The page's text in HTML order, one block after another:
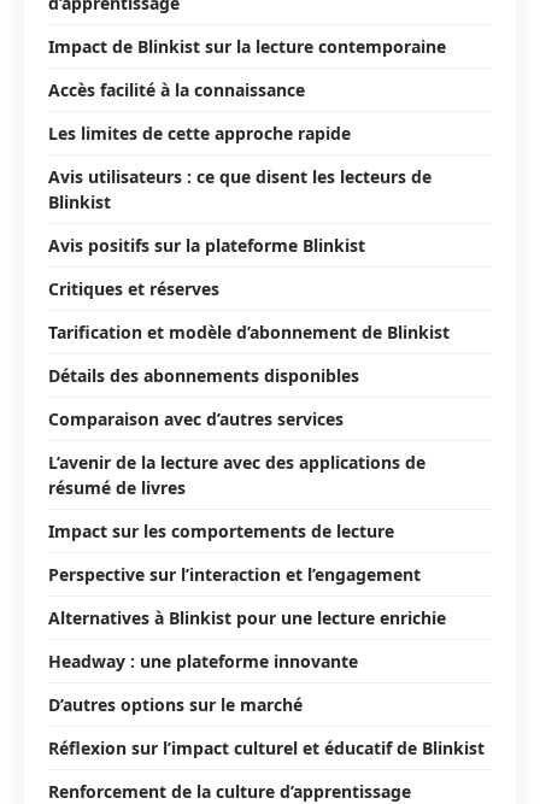
Impact de Blinkist sur la lecture contemporaine
Accès facilité à la connaissance
Les limites de cette approche rapide
Avis utilisateurs : ce que disent les lecteurs de
Blinkist
Avis positifs sur la plateforme Blinkist
Critiques et réserves
Tarification et modèle d’abonnement de Blinkist
Détails des abonnements disponibles
Comparaison avec d’autres services
L’avenir de la lecture avec des applications de
résumé de livres
Impact sur les comportements de lecture
Perspective sur l’interaction et l’engagement
Alternatives à Blinkist pour une lecture enrichie
Headway : une plateforme innovante
D’autres options sur le marché
Réflexion sur l’impact culturel et éducatif de Blinkist
Renforcement de la culture d’apprentissage